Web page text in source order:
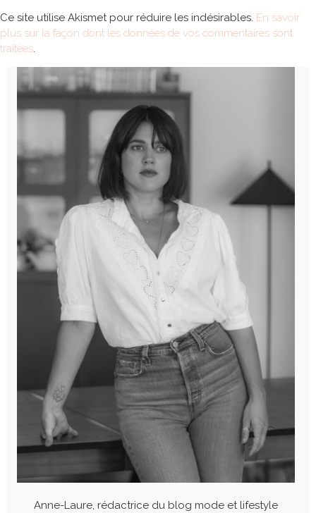
Ce site utilise Akismet pour réduire les indésirables. En savoir
plus sur la façon dont les données de vos commentaires sont
traitées.
Anne-Laure, rédactrice du blog mode et lifestyle